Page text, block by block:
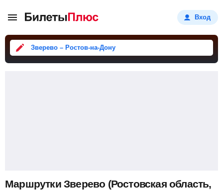
Вход
Зверево – Ростов-на-Дону
Маршрутки Зверево (Ростовская область,